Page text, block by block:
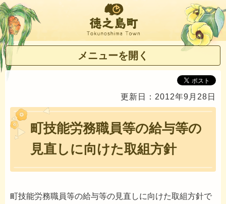
徳之島町
メニューを開く
更新日：2012年9月28日
町技能労務職員等の給与等の
見直しに向けた取組方針
町技能労務職員等の給与等の見直しに向けた取組方針で